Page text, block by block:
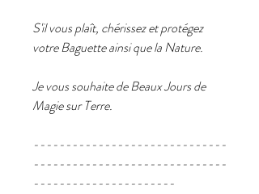
S'il vous plaît, chérissez et protégez
votre Baguette ainsi que la Nature.
Je vous souhaite de Beaux Jours de
Magie sur Terre.
------------------------------
------------------------------
----------------------